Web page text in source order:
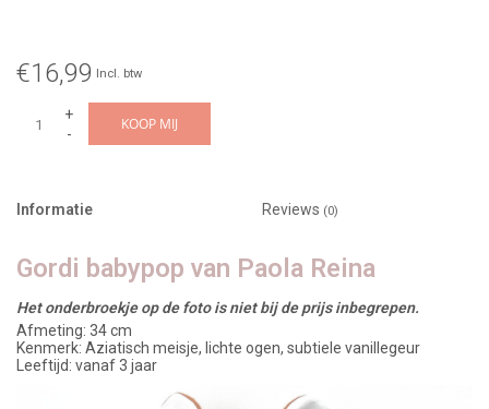
€16,99 Incl. btw
+
-
KOOP MIJ
Informatie Reviews (0)
Gordi babypop van Paola Reina
Het onderbroekje op de foto is niet bij de prijs inbegrepen.
Afmeting: 34 cm
Kenmerk: Aziatisch meisje, lichte ogen, subtiele vanillegeur
Leeftijd: vanaf 3 jaar